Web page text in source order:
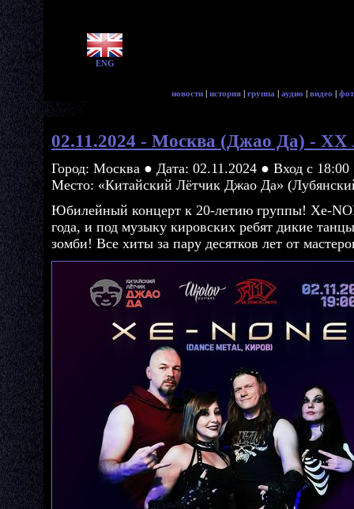
ENG
новости | история | группа | аудио | видео |
02.11.2024 - Москва (Джао Да) - XX
Город: Москва ● Дата: 02.11.2024 ● Вход с 18:00
Место: «Китайский Лётчик Джао Да»
Юбилейный концерт к 20-летию группы! Xe-
года, и под музыку кировских ребят дикие
зомби! Все хиты за пару десятков лет от